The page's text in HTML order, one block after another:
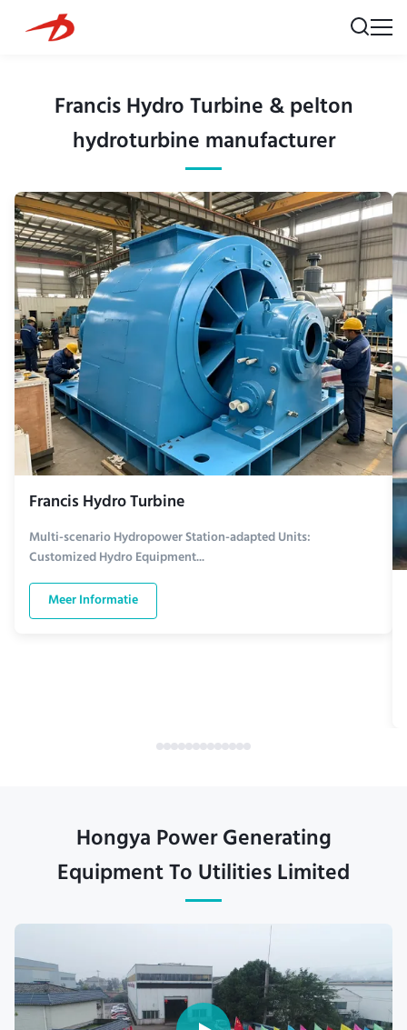
Francis Hydro Turbine & pelton
hydroturbine manufacturer
Francis Hydro Turbine
Multi-scenario Hydropower Station-adapted Units:
Customized Hydro Equipment...
Meer Informatie
Hongya Power Generating
Equipment To Utilities Limited